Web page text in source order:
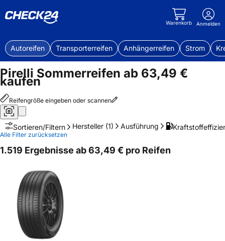
Warenkorb Anmelden
Autoreifen Transporterreifen Anhängerreifen Strom
Pirelli Sommerreifen ab 63,49 €
kaufen
Reifengröße eingeben oder scannen
Sortieren/Filtern Hersteller (1) Ausführung
Alle Filter zurücksetzen
1.519 Ergebnisse ab 63,49 € pro Reifen